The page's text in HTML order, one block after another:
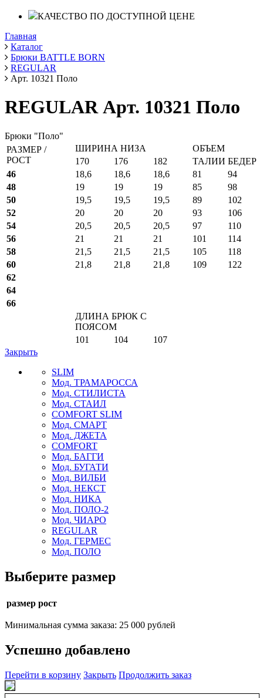
КАЧЕСТВО ПО ДОСТУПНОЙ ЦЕНЕ
Главная
Каталог
Брюки BATTLE BORN
REGULAR
Арт. 10321 Поло
REGULAR Арт. 10321 Поло
Брюки "Поло"
РАЗМЕР /
РОСТ
ШИРИНА НИЗА
ОБЪЕМ
170
176 182 ТАЛИИ БЕДЕР
46
18,6 18,6 18,6 81
94
48
19 19 19 85
98
50
19,5 19,5 19,5 89
102
52
20 20 20 93
106
54
20,5 20,5 20,5 97
110
56
21 21 21 101
114
58
21,5 21,5 21,5 105
118
60
21,8 21,8 21,8 109
122
62
64
66
ДЛИНА БРЮК С
ПОЯСОМ
101
104
107
Закрыть
SLIM
Мод. ТРАМАРОССА
Мод. СТИЛИСТА
Мод. СТАИЛ
COMFORT SLIM
Мод. СМАРТ
Мод. ДЖЕТА
COMFORT
Мод. БАГГИ
Мод. БУГАТИ
Мод. ВИЛБИ
Мод. НЕКСТ
Мод. НИКА
Мод. ПОЛО-2
Мод. ЧИАРО
REGULAR
Мод. ГЕРМЕС
Мод. ПОЛО
Выберите размер
размер рост
Минимальная сумма заказа: 25 000 рублей
Успешно добавлено
Перейти в корзину Закрыть Продолжить заказ